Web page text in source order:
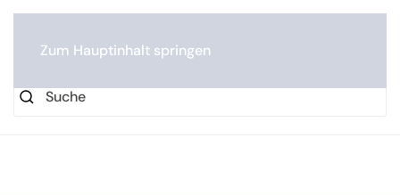
Zum Hauptinhalt springen